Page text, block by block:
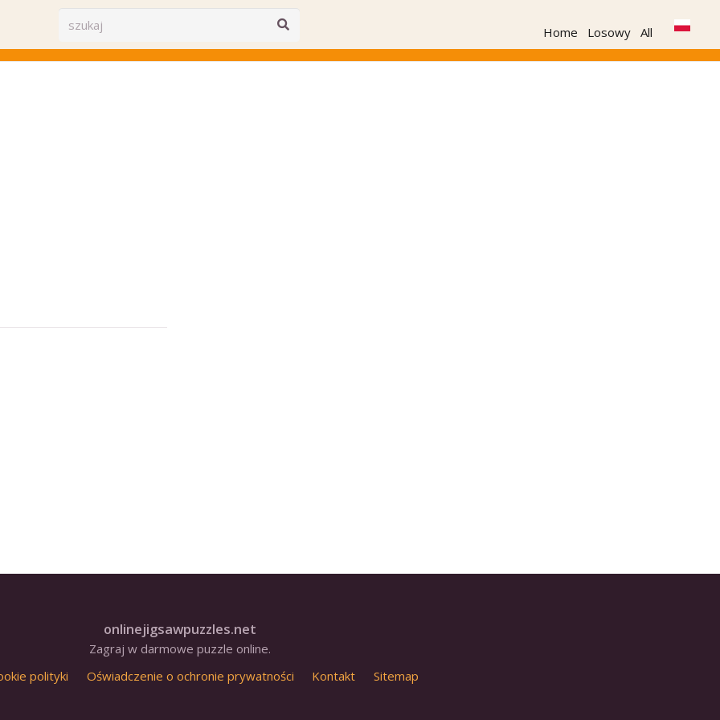
Home Losowy All
onlinejigsawpuzzles.net
Zagraj w darmowe puzzle online.
polityki Oświadczenie o ochronie prywatności Kontakt Sitemap